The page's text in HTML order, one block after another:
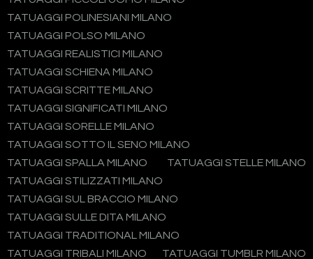
TATUAGGI POLINESIANI MILANO
TATUAGGI POLSO MILANO
TATUAGGI REALISTICI MILANO
TATUAGGI SCHIENA MILANO
TATUAGGI SCRITTE MILANO
TATUAGGI SIGNIFICATI MILANO
TATUAGGI SORELLE MILANO
TATUAGGI SOTTO IL SENO MILANO
TATUAGGI SPALLA MILANO
TATUAGGI STELLE MILANO
TATUAGGI STILIZZATI MILANO
TATUAGGI SUL BRACCIO MILANO
TATUAGGI SULLE DITA MILANO
TATUAGGI TRADITIONAL MILANO
TATUAGGI TRIBALI MILANO
TATUAGGI TUMBLR MILANO